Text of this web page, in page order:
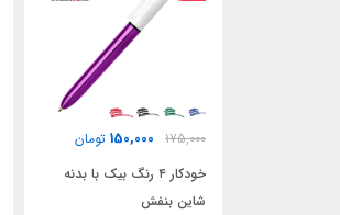
270,000 تومان
خودکار ۴ رنگ بیک با بدنه
شاین نقره‌ای